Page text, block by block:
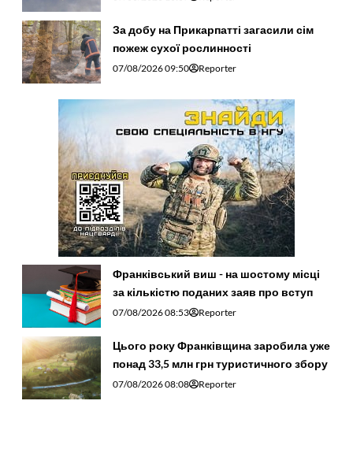
За добу на Прикарпатті загасили сім
пожеж сухої рослинності
07/08/2026 09:50 Reporter
Франківський виш - на шостому місці
за кількістю поданих заяв про вступ
07/08/2026 08:53 Reporter
Цього року Франківщина заробила уже
понад 33,5 млн грн туристичного збору
07/08/2026 08:08 Reporter